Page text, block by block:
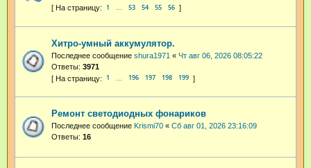
1 … 53 54 55 56
Хитро-умный аккумулятор.
Последнее сообщение shura1971 « Чт авг 06, 2026 08:05:22
Ответы: 3971
1 196 197 198 199
Ремонт светодиодных фонариков
Последнее сообщение Krismi70 « Сб авг 01, 2026 23:16:09
Ответы: 16